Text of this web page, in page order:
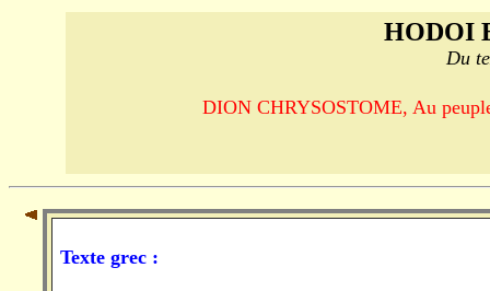
HODOI
Du
DION CHRYSOSTOME, Au
Texte grec :